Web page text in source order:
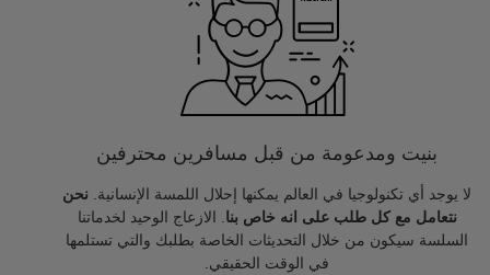
بنيت ومدعومة من قبل مسافرين محترفين
لا يوجد أي تكنولوجيا في العالم يمكنها إحلال اللمسة الإنسانية. نحن
نتعامل مع كل طلب على انه خاص بنا . الازعاج الوحيد لخدماتنا
السلسة سيكون من خلال التحديثات الخاصة بطلبك والتي تستلمها
في الوقت الحقيقي.